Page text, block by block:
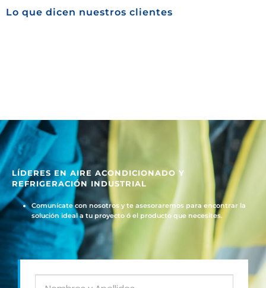
Lo que dicen nuestros clientes
LÍDERES EN AIRE ACONDICIONADO Y
REFRIGERACIÓN INDUSTRIAL
Comunícate con nosotros y te asesoraremos para encontrar la
solución ideal a tu proyecto ó el producto que necesites.